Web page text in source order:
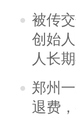
被传
创始
人长
郑州
退费